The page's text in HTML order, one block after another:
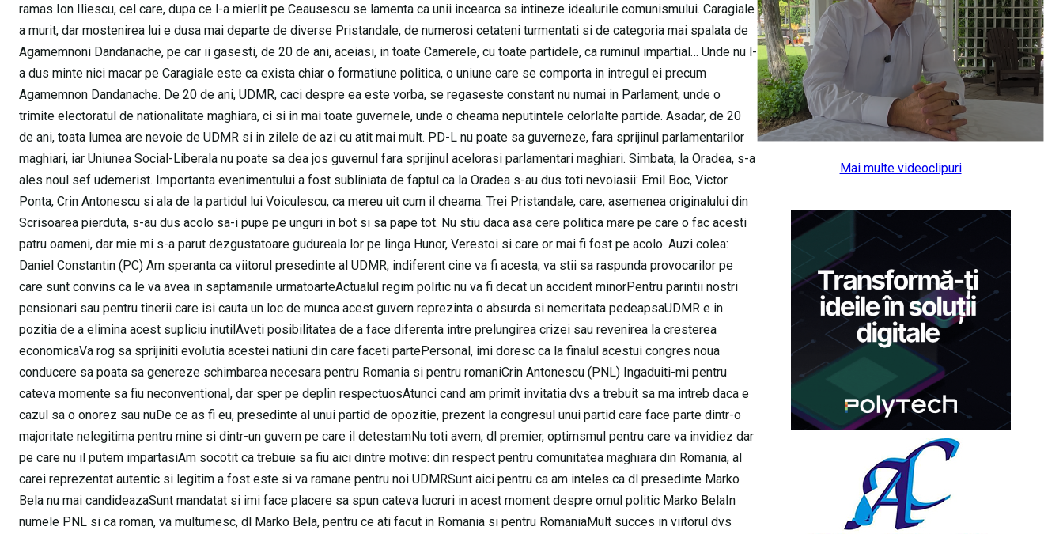
ramas Ion Iliescu, cel care, dupa ce l-a mierlit pe Ceausescu se lamenta ca unii incearca sa intineze idealurile comunismului. Caragiale
a murit, dar mostenirea lui e dusa mai departe de diverse Pristandale, de numerosi cetateni turmentati si de categoria mai spalata de
Agamemnoni Dandanache, pe car ii gasesti, de 20 de ani, aceiasi, in toate Camerele, cu toate partidele, ca ruminul impartial… Unde nu l-
a dus minte nici macar pe Caragiale este ca exista chiar o formatiune politica, o uniune care se comporta in intregul ei precum
Agamemnon Dandanache. De 20 de ani, UDMR, caci despre ea este vorba, se regaseste constant nu numai in Parlament, unde o
trimite electoratul de nationalitate maghiara, ci si in mai toate guvernele, unde o cheama neputintele celorlalte partide. Asadar, de 20
de ani, toata lumea are nevoie de UDMR si in zilele de azi cu atit mai mult. PD-L nu poate sa guverneze, fara sprijinul parlamentarilor
maghiari, iar Uniunea Social-Liberala nu poate sa dea jos guvernul fara sprijinul acelorasi parlamentari maghiari. Simbata, la Oradea, s-a
ales noul sef udemerist. Importanta evenimentului a fost subliniata de faptul ca la Oradea s-au dus toti nevoiasii: Emil Boc, Victor
Ponta, Crin Antonescu si ala de la partidul lui Voiculescu, ca mereu uit cum il cheama. Trei Pristandale, care, asemenea originalului din
Scrisoarea pierduta, s-au dus acolo sa-i pupe pe unguri in bot si sa pape tot. Nu stiu daca asa cere politica mare pe care o fac acesti
patru oameni, dar mie mi s-a parut dezgustatoare gudureala lor pe linga Hunor, Verestoi si care or mai fi fost pe acolo. Auzi colea:
Daniel Constantin (PC) Am speranta ca viitorul presedinte al UDMR, indiferent cine va fi acesta, va stii sa raspunda provocarilor pe
care sunt convins ca le va avea in saptamanile urmatoarteActualul regim politic nu va fi decat un accident minorPentru parintii nostri
pensionari sau pentru tinerii care isi cauta un loc de munca acest guvern reprezinta o absurda si nemeritata pedeapsaUDMR e in
pozitia de a elimina acest supliciu inutilAveti posibilitatea de a face diferenta intre prelungirea crizei sau revenirea la cresterea
economicaVa rog sa sprijiniti evolutia acestei natiuni din care faceti partePersonal, imi doresc ca la finalul acestui congres noua
conducere sa poata sa genereze schimbarea necesara pentru Romania si pentru romaniCrin Antonescu (PNL) Ingaduiti-mi pentru
cateva momente sa fiu neconventional, dar sper pe deplin respectuosAtunci cand am primit invitatia dvs a trebuit sa ma intreb daca e
cazul sa o onorez sau nuDe ce as fi eu, presedinte al unui partid de opozitie, prezent la congresul unui partid care face parte dintr-o
majoritate nelegitima pentru mine si dintr-un guvern pe care il detestamNu toti avem, dl premier, optimsmul pentru care va invidiez dar
pe care nu il putem impartasiAm socotit ca trebuie sa fiu aici dintre motive: din respect pentru comunitatea maghiara din Romania, al
carei reprezentat autentic si legitim a fost este si va ramane pentru noi UDMRSunt aici pentru ca am inteles ca dl presedinte Marko
Bela nu mai candideazaSunt mandatat si imi face placere sa spun cateva lucruri in acest moment despre omul politic Marko BelaIn
numele PNL si ca roman, va multumesc, dl Marko Bela, pentru ce ati facut in Romania si pentru RomaniaMult succes in viitorul dvs
Mai multe videoclipuri